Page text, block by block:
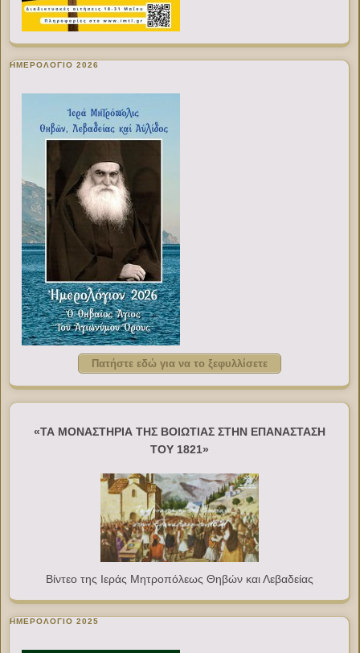
ΗΜΕΡΟΛΟΓΙΟ 2026
Πατήστε εδώ για να το ξεφυλλίσετε
«ΤΑ ΜΟΝΑΣΤΗΡΙΑ ΤΗΣ ΒΟΙΩΤΙΑΣ ΣΤΗΝ ΕΠΑΝΑΣΤΑΣΗ
ΤΟΥ 1821»
Βίντεο της Ιεράς Μητροπόλεως Θηβών και Λεβαδείας
ΗΜΕΡΟΛΟΓΙΟ 2025